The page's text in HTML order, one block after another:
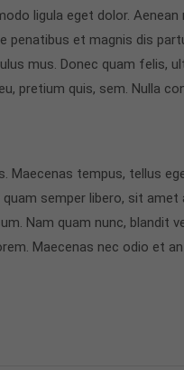
ligula eget dolor. Aenean
penatibus et magnis dis
mus. Donec quam felis,
pretium quis, sem. Nulla
Maecenas tempus, tellus
semper libero, sit amet
Nam quam nunc, blandit
Maecenas nec odio et